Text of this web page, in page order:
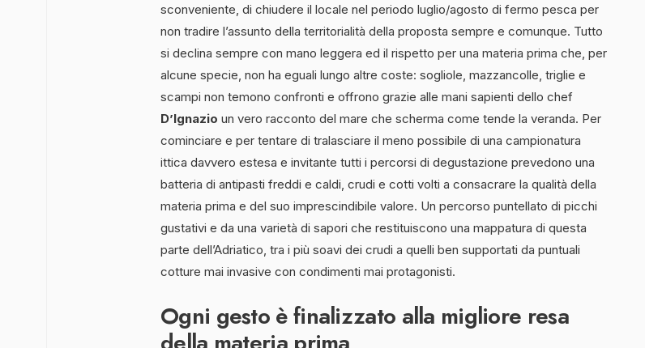
sconveniente, di chiudere il locale nel periodo luglio/agosto di fermo pesca per
non tradire l’assunto della territorialità della proposta sempre e comunque. Tutto
si declina sempre con mano leggera ed il rispetto per una materia prima che, per
alcune specie, non ha eguali lungo altre coste: sogliole, mazzancolle, triglie e
scampi non temono confronti e offrono grazie alle mani sapienti dello chef
D’Ignazio un vero racconto del mare che scherma come tende la veranda. Per
cominciare e per tentare di tralasciare il meno possibile di una campionatura
ittica davvero estesa e invitante tutti i percorsi di degustazione prevedono una
batteria di antipasti freddi e caldi, crudi e cotti volti a consacrare la qualità della
materia prima e del suo imprescindibile valore. Un percorso puntellato di picchi
gustativi e da una varietà di sapori che restituiscono una mappatura di questa
parte dell’Adriatico, tra i più soavi dei crudi a quelli ben supportati da puntuali
cotture mai invasive con condimenti mai protagonisti.
Ogni gesto è finalizzato alla migliore resa